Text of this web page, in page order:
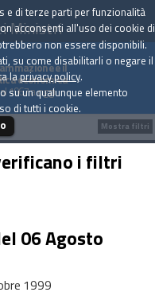
Ministri
e il
economica
1967 a oggi
i filtri
06 Agosto
1999
Mostra filtri
e di terze parti per funzionalità
acconsenti all'uso dei cookie di
non essere disponibili.
su come disabilitarli o negare il
laprivacy policy.
su un qualunque elemento
di tutti i cookie.